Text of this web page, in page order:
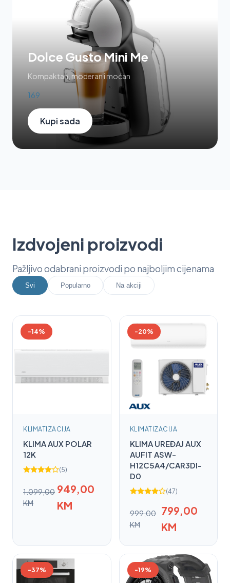
Dolce Gusto Mini Me
Kompaktan, moderan i moćan
169
Kupi sada
Izdvojeni proizvodi
Pažljivo odabrani proizvodi po najboljim cijenama
Svi Popularno Na akciji
-14%
KLIMATIZACIJA
KLIMA AUX POLAR
12K
(5)
1.099,00
KM
949,00
KM
-20%
KLIMATIZACIJA
KLIMA UREĐAJ AUX
AUFIT ASW-
H12C5A4/CAR3DI-
D0
(47)
999,00
KM
799,00
KM
-37% -19%